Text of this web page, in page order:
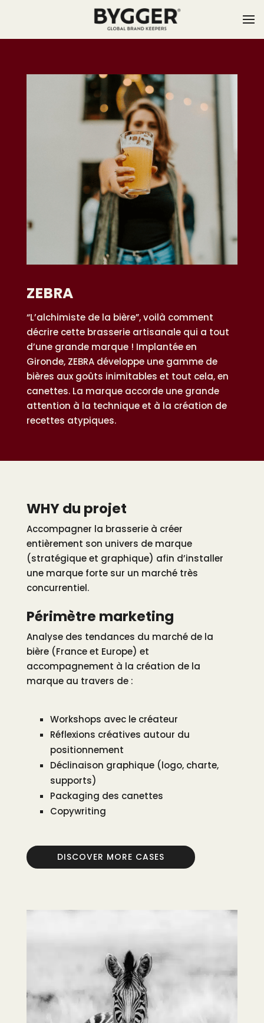
ZEBRA
“L’alchimiste de la bière”, voilà comment
décrire cette brasserie artisanale qui a tout
d’une grande marque ! Implantée en
Gironde, ZEBRA développe une gamme de
bières aux goûts inimitables et tout cela, en
canettes. La marque accorde une grande
attention à la technique et à la création de
recettes atypiques.
WHY du projet
Accompagner la brasserie à créer
entièrement son univers de marque
(stratégique et graphique) afin d’installer
une marque forte sur un marché très
concurrentiel.
Périmètre marketing
Analyse des tendances du marché de la
bière (France et Europe) et
accompagnement à la création de la
marque au travers de :
Workshops avec le créateur
Réflexions créatives autour du
positionnement
Déclinaison graphique (logo, charte,
supports)
Packaging des canettes
Copywriting
DISCOVER MORE CASES